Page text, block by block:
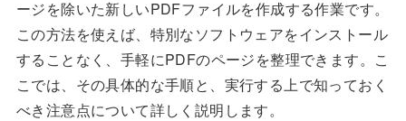
ージを除いた新しいPDFファイルを作成する作業です。
この方法を使えば、特別なソフトウェアをインストール
することなく、手軽にPDFのページを整理できます。こ
こでは、その具体的な手順と、実行する上で知っておく
べき注意点について詳しく説明します。